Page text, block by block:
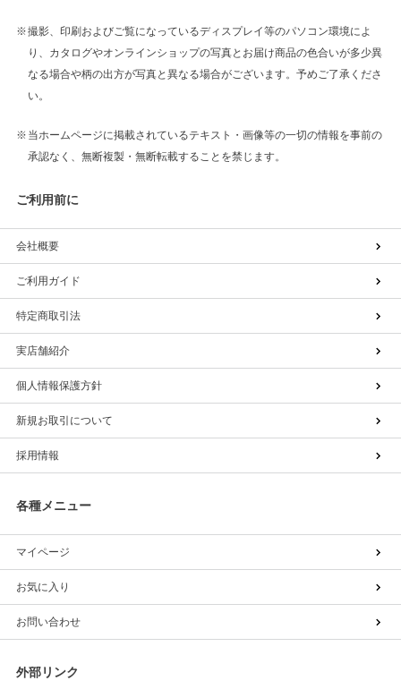
撮影、印刷およびご覧になっているディスプレイ等のパソコン環境によ
り、カタログやオンラインショップの写真とお届け商品の色合いが多少異
なる場合や柄の出方が写真と異なる場合がございます。予めご了承くださ
い。
当ホームページに掲載されているテキスト・画像等の一切の情報を事前の
承認なく、無断複製・無断転載することを禁じます。
ご利用前に
会社概要
ご利用ガイド
特定商取引法
実店舗紹介
個人情報保護方針
新規お取引について
採用情報
各種メニュー
マイページ
お気に入り
お問い合わせ
外部リンク